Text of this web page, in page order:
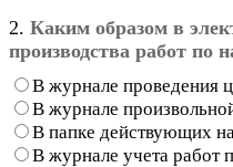
2. Каким образом в
производства работ по
В журнале проведения
В журнале
В папке действующих
В журнале учета работ